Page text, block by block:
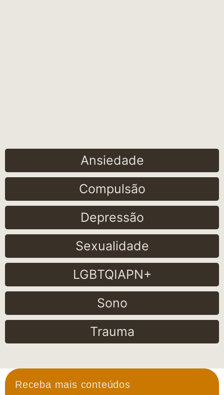
Ansiedade
Compulsão
Depressão
Sexualidade
LGBTQIAPN+
Sono
Trauma
Receba mais conteúdos